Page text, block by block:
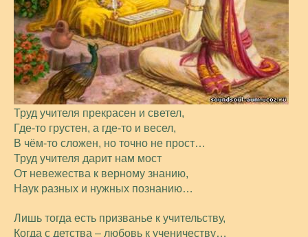
Труд учителя прекрасен и светел,
Где-то грустен, а где-то и весел,
В чём-то сложен, но точно не прост…
Труд учителя дарит нам мост
От невежества к верному знанию,
Наук разных и нужных познанию…
Лишь тогда есть призванье к учительству,
Когда с детства – любовь к ученичеству…